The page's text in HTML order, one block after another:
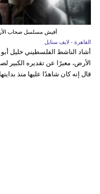
أفيش مسلسل صحاب
القاهرة - لايف ستايل
أشاد الناشط الفلسطيني خليل
الأرض، معبرًا عن تقديره الكبير
قال إنه كان شاهدًا عليها منذ